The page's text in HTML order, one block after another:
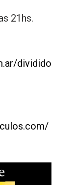
21hs.
dividido